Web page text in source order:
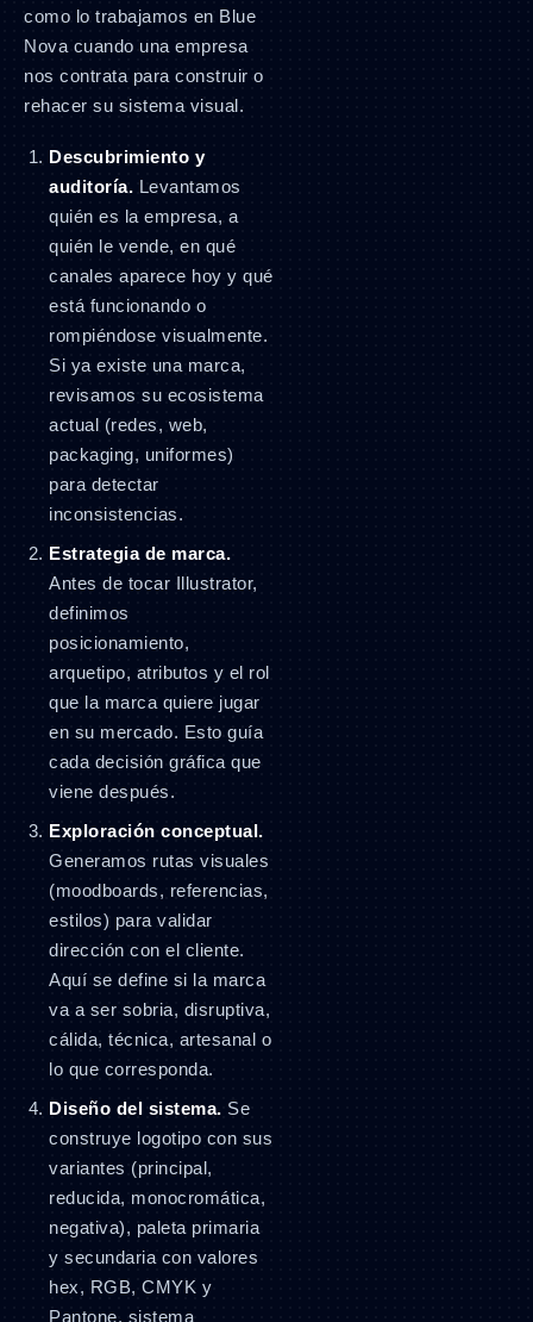
como lo trabajamos en Blue
Nova cuando una empresa
nos contrata para construir o
rehacer su sistema visual.
Descubrimiento y
auditoría. Levantamos
quién es la empresa, a
quién le vende, en qué
canales aparece hoy y qué
está funcionando o
rompiéndose visualmente.
Si ya existe una marca,
revisamos su ecosistema
actual (redes, web,
packaging, uniformes)
para detectar
inconsistencias.
Estrategia de marca.
Antes de tocar Illustrator,
definimos
posicionamiento,
arquetipo, atributos y el rol
que la marca quiere jugar
en su mercado. Esto guía
cada decisión gráfica que
viene después.
Exploración conceptual.
Generamos rutas visuales
(moodboards, referencias,
estilos) para validar
dirección con el cliente.
Aquí se define si la marca
va a ser sobria, disruptiva,
cálida, técnica, artesanal o
lo que corresponda.
Diseño del sistema. Se
construye logotipo con sus
variantes (principal,
reducida, monocromática,
negativa), paleta primaria
y secundaria con valores
hex, RGB, CMYK y
Pantone, sistema